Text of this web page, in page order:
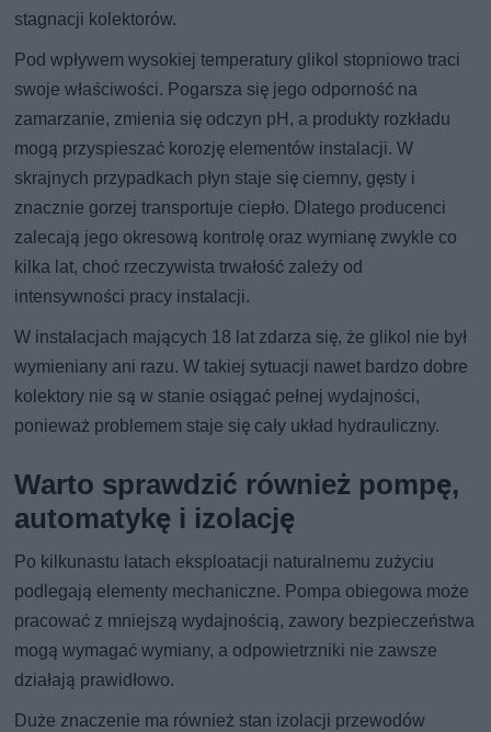
stagnacji kolektorów.
Pod wpływem wysokiej temperatury glikol stopniowo traci
swoje właściwości. Pogarsza się jego odporność na
zamarzanie, zmienia się odczyn pH, a produkty rozkładu
mogą przyspieszać korozję elementów instalacji. W
skrajnych przypadkach płyn staje się ciemny, gęsty i
znacznie gorzej transportuje ciepło. Dlatego producenci
zalecają jego okresową kontrolę oraz wymianę zwykle co
kilka lat, choć rzeczywista trwałość zależy od
intensywności pracy instalacji.
W instalacjach mających 18 lat zdarza się, że glikol nie był
wymieniany ani razu. W takiej sytuacji nawet bardzo dobre
kolektory nie są w stanie osiągać pełnej wydajności,
ponieważ problemem staje się cały układ hydrauliczny.
Warto sprawdzić również pompę,
automatykę i izolację
Po kilkunastu latach eksploatacji naturalnemu zużyciu
podlegają elementy mechaniczne. Pompa obiegowa może
pracować z mniejszą wydajnością, zawory bezpieczeństwa
mogą wymagać wymiany, a odpowietrzniki nie zawsze
działają prawidłowo.
Duże znaczenie ma również stan izolacji przewodów